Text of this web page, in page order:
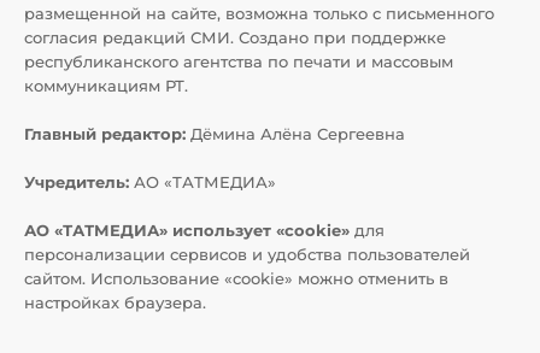
размещенной на сайте, возможна только с письменного
согласия редакций СМИ. Создано при поддержке
республиканского агентства по печати и массовым
коммуникациям РТ.
Главный редактор: Дёмина Алёна Сергеевна
Учредитель: АО «ТАТМЕДИА»
АО «ТАТМЕДИА» использует «cookie» для
персонализации сервисов и удобства пользователей
сайтом. Использование «cookie» можно отменить в
настройках браузера.